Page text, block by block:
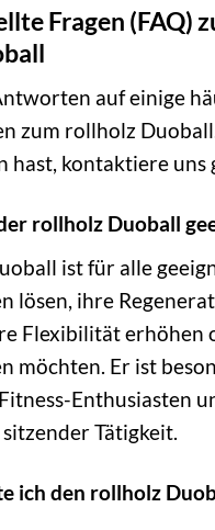
Fragen (FAQ)
auf einige
zum rollholz
hast, kontaktiere uns
rollholz Duoball
ist für alle
lösen, ihre
Flexibilität erhöhen
möchten. Er ist
Enthusiasten
Tätigkeit.
ich den rollholz